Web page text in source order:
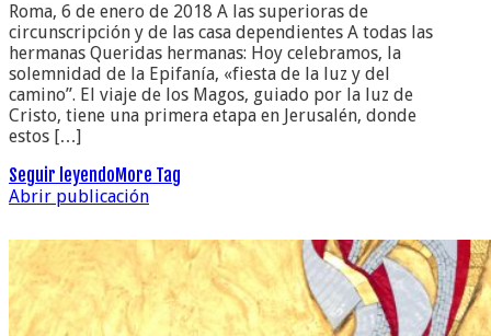
Roma, 6 de enero de 2018 A las superioras de
circunscripción y de las casa dependientes A todas las
hermanas Queridas hermanas: Hoy celebramos, la
solemnidad de la Epifanía, «fiesta de la luz y del
camino”. El viaje de los Magos, guiado por la luz de
Cristo, tiene una primera etapa en Jerusalén, donde
estos […]
Seguir leyendo More Tag
Abrir publicación